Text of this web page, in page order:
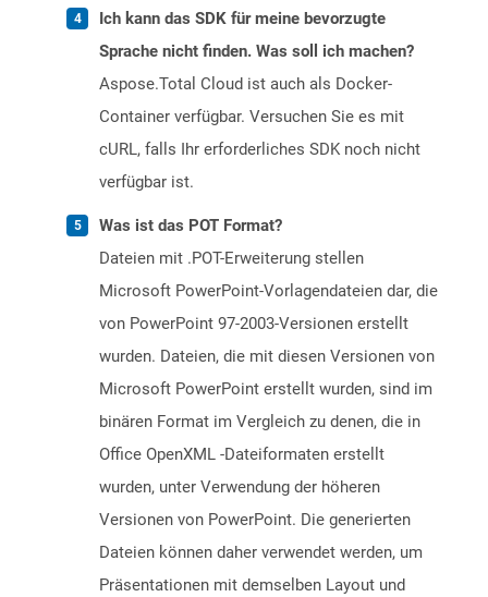
Ich kann das SDK für meine bevorzugte
Sprache nicht finden. Was soll ich machen?
Aspose.Total Cloud ist auch als Docker-
Container verfügbar. Versuchen Sie es mit
cURL, falls Ihr erforderliches SDK noch nicht
verfügbar ist.
Was ist das POT Format?
Dateien mit .POT-Erweiterung stellen
Microsoft PowerPoint-Vorlagendateien dar, die
von PowerPoint 97-2003-Versionen erstellt
wurden. Dateien, die mit diesen Versionen von
Microsoft PowerPoint erstellt wurden, sind im
binären Format im Vergleich zu denen, die in
Office OpenXML -Dateiformaten erstellt
wurden, unter Verwendung der höheren
Versionen von PowerPoint. Die generierten
Dateien können daher verwendet werden, um
Präsentationen mit demselben Layout und